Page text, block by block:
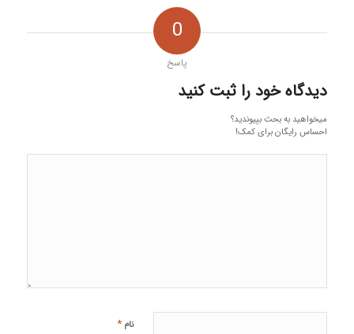
0
پاسخ
دیدگاه خود را ثبت کنید
میخواهید به بحث بپیوندید؟
احساس رایگان برای کمک!
نام *